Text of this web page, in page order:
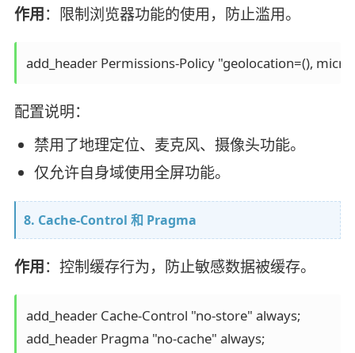
作用：限制浏览器功能的使用，防止滥用。
配置说明：
禁用了地理定位、麦克风、摄像头功能。
仅允许自身域使用全屏功能。
8. Cache-Control 和 Pragma
作用：控制缓存行为，防止敏感数据被缓存。
add_header Cache-Control "no-store" always;
add_header Pragma "no-cache" always;